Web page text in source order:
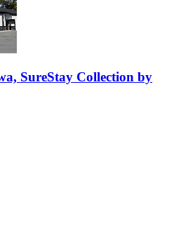
SureStay Collection by